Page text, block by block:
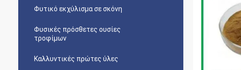
Φυτικό εκχύλισμα σε σκόνη
Φυσικές πρόσθετες ουσίες
τροφίμων
Καλλυντικές πρώτες ύλες